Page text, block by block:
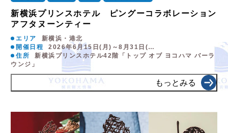
新横浜プリンスホテル ピングーコラボレーション
アフタヌーンティー
エリア
新横浜・港北
開催日程
2026年6月15日(月)～8月31日(…
住所
新横浜プリンスホテル42階「トップ オブ ヨコハマ バーラ
ウンジ」
もっとみる